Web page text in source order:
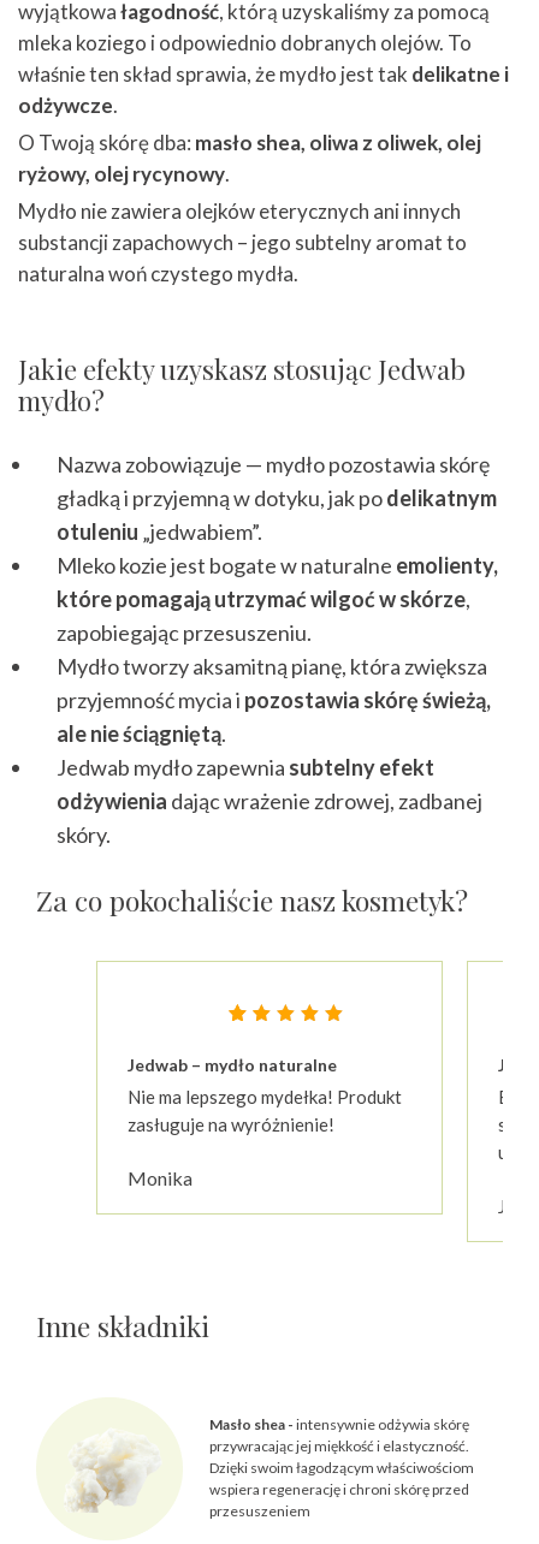
wyjątkowałagodność, którą uzyskaliśmy za pomocą
mleka koziego i odpowiednio dobranych olejów. To
właśnie ten skład sprawia, że mydło jest tak delikatne i
odżywcze.
O Twoją skórę dba: masło shea, oliwa z oliwek, olej
ryżowy, olej rycynowy.
Mydło nie zawiera olejków eterycznych ani innych
substancji zapachowych – jego subtelny aromat to
naturalna woń czystego mydła.
Jakie efekty uzyskasz stosując Jedwab
mydło?
Nazwa zobowiązuje — mydło pozostawia skórę
gładką i przyjemną w dotyku, jak podelikatnym
otuleniu „jedwabiem”.
Mleko kozie jest bogate w naturalne emolienty,
które pomagają utrzymać wilgoć w skórze,
zapobiegając przesuszeniu.
Mydło tworzy aksamitną pianę, która zwiększa
przyjemność mycia i pozostawia skórę świeżą,
ale nie ściągniętą.
Jedwab mydło zapewnia subtelny efekt
odżywienia dając wrażenie zdrowej, zadbanej
skóry.
Za co pokochaliście nasz kosmetyk?
na 5 na
podstawie
ocen
klientów
Jedwab – mydło naturalne
Nie ma lepszego mydełka! Produkt
zasługuje na wyróżnienie!
Monika
Inne składniki
Masło shea -intensywnie odżywia skórę
przywracając jej miękkość i elastyczność.
Dzięki swoim łagodzącym właściwościom
wspiera regenerację i chroni skórę przed
przesuszeniem